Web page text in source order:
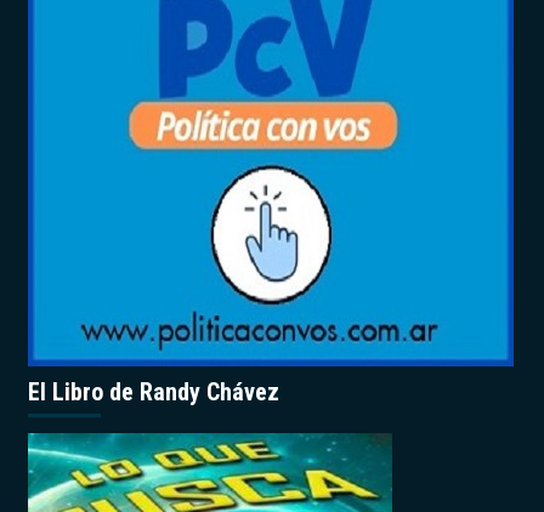
El Libro de Randy Chávez